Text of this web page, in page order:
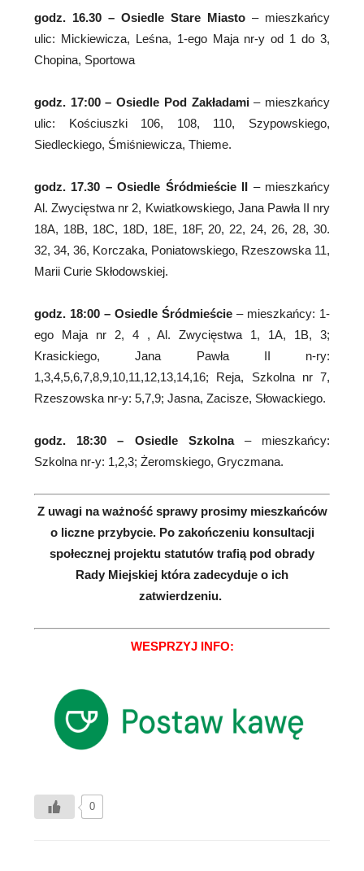
godz. 16.30 – Osiedle Stare Miasto – mieszkańcy
ulic: Mickiewicza, Leśna, 1-ego Maja nr-y od 1 do 3,
Chopina, Sportowa
godz. 17:00 – Osiedle Pod Zakładami– mieszkańcy
ulic: Kościuszki 106, 108, 110, Szypowskiego,
Siedleckiego, Śmiśniewicza, Thieme.
godz. 17.30 – Osiedle Śródmieście II – mieszkańcy
Al. Zwycięstwa nr 2, Kwiatkowskiego, Jana Pawła II nry
18A, 18B, 18C, 18D, 18E, 18F, 20, 22, 24, 26, 28, 30.
32, 34, 36, Korczaka, Poniatowskiego, Rzeszowska 11,
Marii Curie Skłodowskiej.
godz. 18:00 – Osiedle Śródmieście – mieszkańcy: 1-
ego Maja nr 2, 4 , Al. Zwycięstwa 1, 1A, 1B, 3;
Krasickiego, Jana Pawła II n-ry:
1,3,4,5,6,7,8,9,10,11,12,13,14,16; Reja, Szkolna nr 7,
Rzeszowska nr-y: 5,7,9; Jasna, Zacisze, Słowackiego.
godz. 18:30 – Osiedle Szkolna– mieszkańcy:
Szkolna nr-y: 1,2,3; Żeromskiego, Gryczmana.
Z uwagi na ważność sprawy prosimy mieszkańców
o liczne przybycie. Po zakończeniu konsultacji
społecznej projektu statutów trafią pod obrady
Rady Miejskiej która zadecyduje o ich
zatwierdzeniu.
WESPRZYJ INFO:
0